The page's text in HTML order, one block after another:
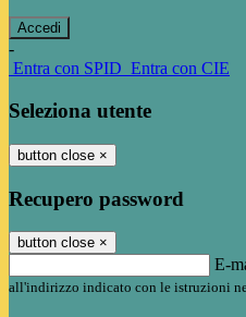
-
Entra con SPID Entra con CIE
Seleziona utente
button close ×
Recupero password
button close ×
E-
all'indirizzo indicato con le istruzioni